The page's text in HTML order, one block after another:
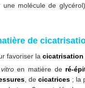
molécule de
de
favoriser la cicatrisation
en matière de ré-
, de cicatrices; la